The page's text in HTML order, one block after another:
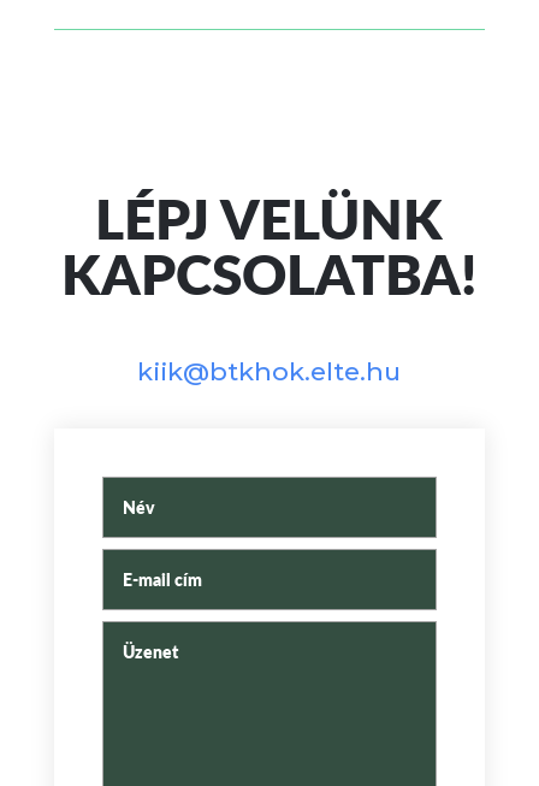
LÉPJ VELÜNK
KAPCSOLATBA!
kiik@btkhok.elte.hu